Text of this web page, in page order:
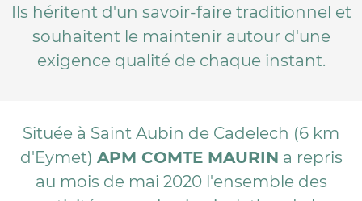
Ils héritent d'un savoir-faire traditionnel et
souhaitent le maintenir autour d'une
exigence qualité de chaque instant.
Située à Saint Aubin de Cadelech (6 km
d'Eymet) APM COMTE MAURIN a repris
au mois de mai 2020 l'ensemble des